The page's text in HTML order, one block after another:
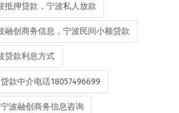
抵押贷款，宁波私人放款
融创商务信息，宁波民间小额贷款
贷款利息方式
款中介电话18057496699
波融创商务信息咨询